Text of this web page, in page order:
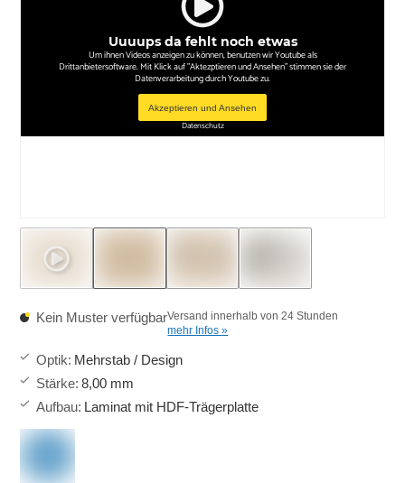
Uuuups da fehlt noch etwas
Um ihnen Videos anzeigen zu können, benutzen wir Youtube als
Drittanbietersoftware. Mit Klick auf "Aktezptieren und Ansehen" stimmen sie der
Datenverarbeitung durch Youtube zu.
Akzeptieren und Ansehen
Datenschutz
Kein Muster verfügbarVersand innerhalb von 24 Stunden
mehr Infos »
Optik: Mehrstab / Design
Stärke: 8,00 mm
Aufbau: Laminat mit HDF-Trägerplatte